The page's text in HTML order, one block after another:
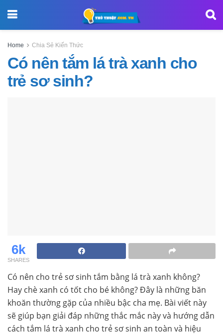
Home Chia Sẻ Kiến Thức
Có nên tắm lá trà xanh cho
trẻ sơ sinh?
6k
SHARES
Có nên cho trẻ sơ sinh tắm bằng lá trà xanh không?
Hay chè xanh có tốt cho bé không? Đây là những băn
khoăn thường gặp của nhiều bậc cha mẹ. Bài viết này
sẽ giúp bạn giải đáp những thắc mắc này và hướng dẫn
cách tắm lá trà xanh cho trẻ sơ sinh an toàn và hiệu